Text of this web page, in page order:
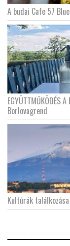
A budai Cafe 57
EGYÜTTMŰKÖDÉS
Borlovagrend
Kultúrák